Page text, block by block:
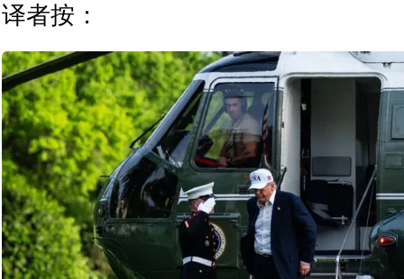
译者按：